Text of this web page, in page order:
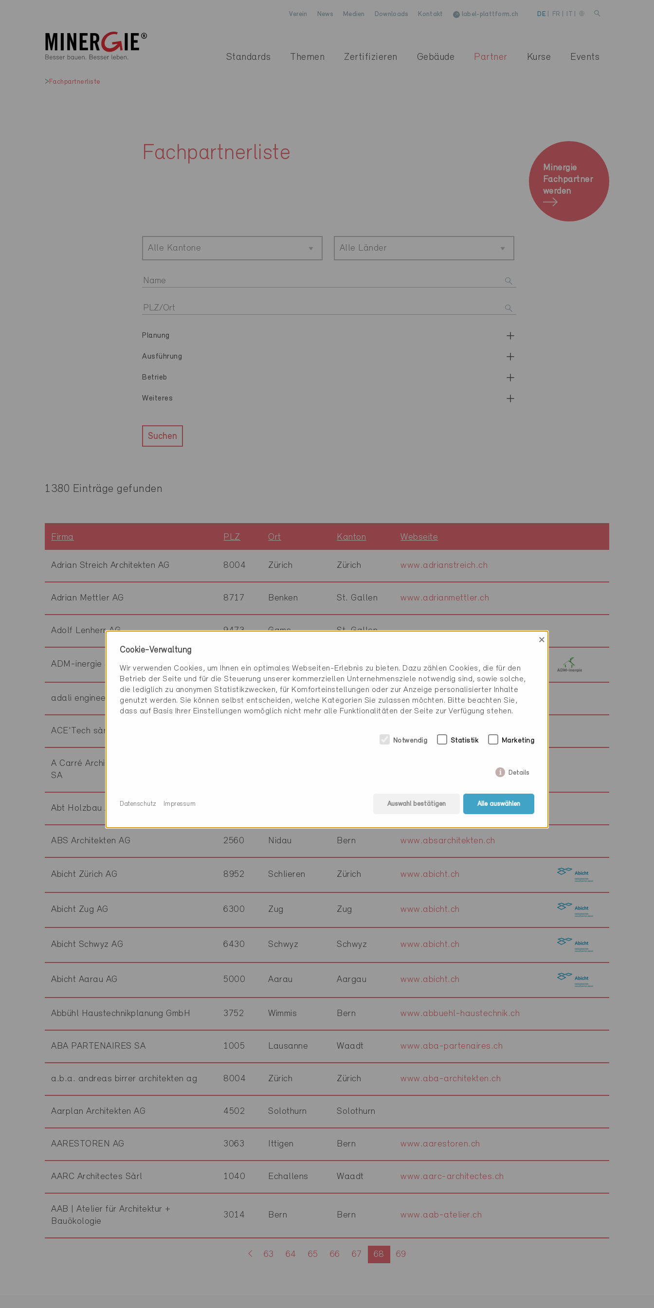
Verein News Medien Downloads Kontakt label-plattform.ch DE FR
Standards Themen Zertifizieren Gebäude Partner Kurse Events
Fachpartnerliste
Fachpartnerliste
Minergie
Fachpartner
werden
Alle Kantone Alle Länder
Planung
Ausführung
Betrieb
Weiteres
Suchen
1380 Einträge gefunden
Firma PLZ Ort Kanton Webseite
Adrian Streich Architekten AG 8004 Zürich Zürich www.adrianstreich.ch
Adrian Mettler AG 8717 Benken St. Gallen www.adrianmettler.ch
Adolf Lenherr AG 9473 Gams St. Gallen
ADM-inergie Sàrl 1304 Cossonay Waadt www.adm-inergie.ch
adali engineering gmbh 8304 Wallisellen Zürich www.adali.ch
ACE'Tech sàrl
A Carré Architecture et Aménagement
SA
Abt Holzbau AG www.abt-holzbau.ch
ABS Architekten AG 2560 Nidau Bern www.absarchitekten.ch
Abicht Zürich AG 8952 Schlieren Zürich www.abicht.ch
Abicht Zug AG 6300 Zug Zug www.abicht.ch
Abicht Schwyz AG 6430 Schwyz Schwyz www.abicht.ch
Abicht Aarau AG 5000 Aarau Aargau www.abicht.ch
Abbühl Haustechnikplanung GmbH 3752 Wimmis Bern www.abbuehl-haustechnik.ch
ABA PARTENAIRES SA 1005 Lausanne Waadt www.aba-partenaires.ch
a.b.a. andreas birrer architekten ag 8004 Zürich Zürich www.aba-architekten.ch
Aarplan Architekten AG 4502 Solothurn Solothurn
AARESTOREN AG 3063 Ittigen Bern www.aarestoren.ch
AARC Architectes Sàrl 1040 Echallens Waadt www.aarc-architectes.ch
AAB | Atelier für Architektur +
Bauökologie
3014 Bern Bern www.aab-atelier.ch
63 64 65 66 67 68 69
Cookie-Verwaltung
×
Wir verwenden Cookies, um Ihnen ein optimales Webseiten-Erlebnis zu bieten. Dazu zählen Cookies, die für den
Betrieb der Seite und für die Steuerung unserer kommerziellen Unternehmensziele notwendig sind, sowie solche,
die lediglich zu anonymen Statistikzwecken, für Komforteinstellungen oder zur Anzeige personalisierter Inhalte
genutzt werden. Sie können selbst entscheiden, welche Kategorien Sie zulassen möchten. Bitte beachten Sie,
dass auf Basis Ihrer Einstellungen womöglich nicht mehr alle Funktionalitäten der Seite zur Verfügung stehen.
Notwendig Statistik Marketing
Details
Auswahl bestätigen Alle auswählen
Datenschutz Impressum